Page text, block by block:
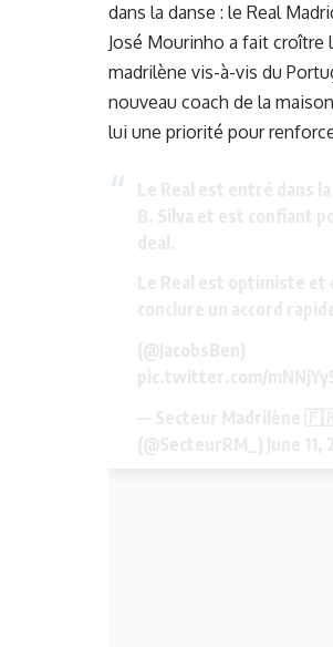
dans la danse : le Real
José Mourinho a fait croître
madrilène vis-à-vis du
nouveau coach de la
lui une priorité pour